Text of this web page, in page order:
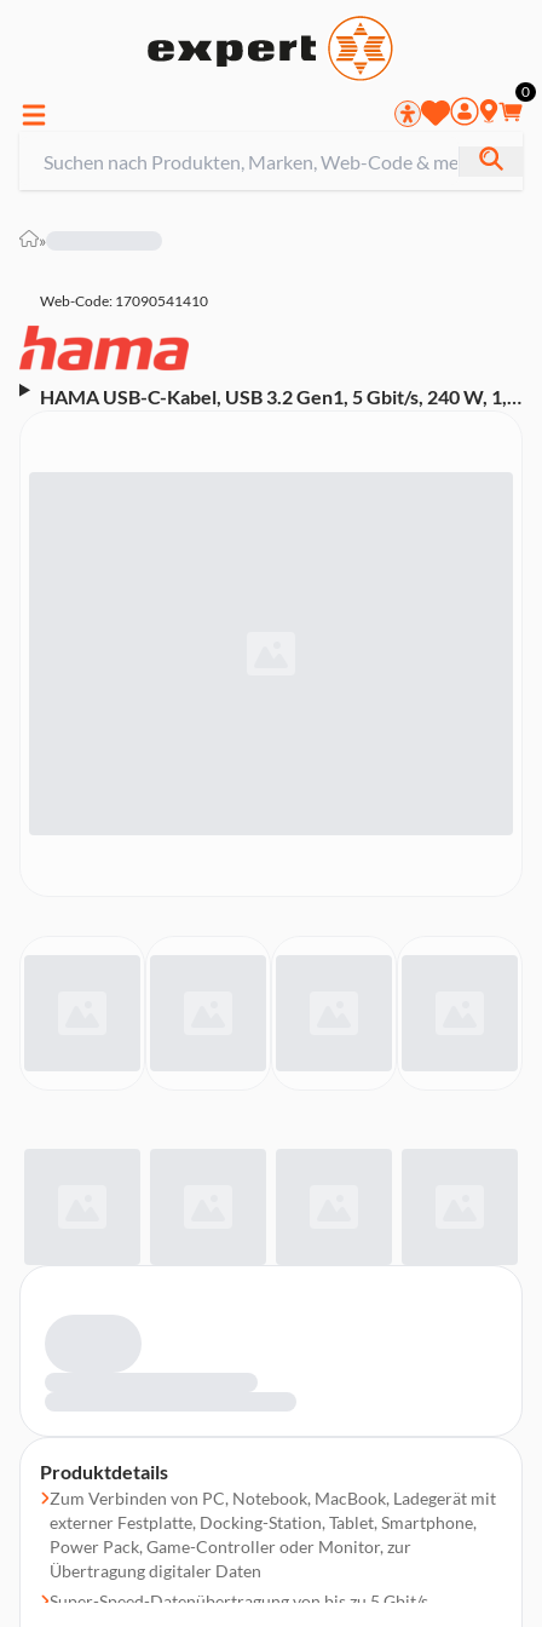
0
»
Web-Code: 17090541410
HAMA USB-C-Kabel, USB 3.2 Gen1, 5 Gbit/s, 240 W, 1,5
Produktdetails
Zum Verbinden von PC, Notebook, MacBook, Ladegerät mit
externer Festplatte, Docking-Station, Tablet, Smartphone,
Power Pack, Game-Controller oder Monitor, zur
Übertragung digitaler Daten
Super-Speed-Datenübertragung von bis zu 5 Gbit/s